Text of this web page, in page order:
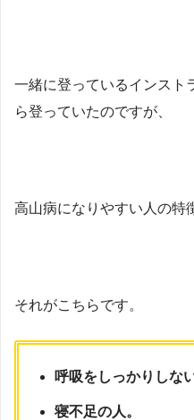
一緒に登っているインスト
ら登っていたのですが、
高山病になりやすい人の特
それがこちらです。
呼吸をしっかりしな
寝不足の人。